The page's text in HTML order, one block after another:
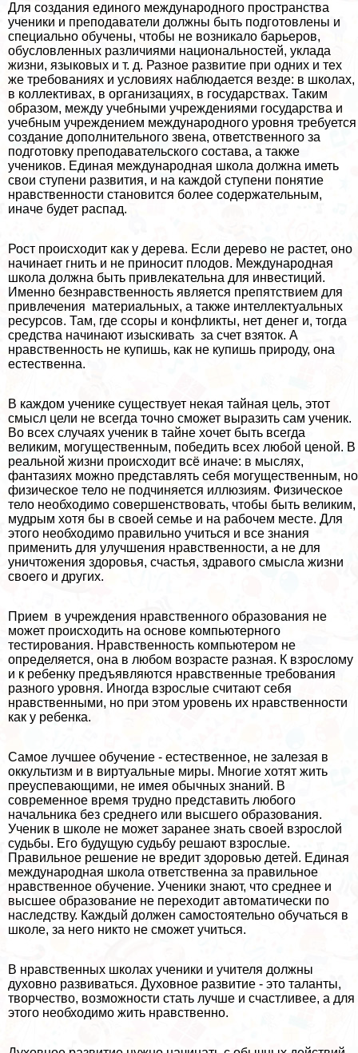
Для создания единого международного прострaнcтва
ученики и преподаватели должны быть подготовлены и
специально обучены, чтобы не возникало барьеров,
обусловленных различиями национальностей, уклада
жизни, языковых и т. д. Разное развитие при одних и тех
же требованиях и условиях наблюдается везде: в школах,
в коллективах, в организациях, в государствах. Таким
образом, между учебными учреждениями государства и
учебным учреждением международного уровня требуется
создание дополнительного звена, ответственного за
подготовку преподавательского состава, а также
учеников. Единая международная школа должна иметь
свои ступени развития, и на каждой ступени понятие
нравственности становится более содержательным,
иначе будет распад.
Рост происходит как у дерева. Если дерево не растет, оно
начинает гнить и не приносит плодов. Международная
школа должна быть привлекательна для инвестиций.
Именно безнравственность является препятствием для
привлечения материальных, а также интеллектуальных
ресурсов. Там, где ссоры и конфликты, нет денег и, тогда
средства начинают изыскивать за счет взяток. А
нравственность не купишь, как не купишь природу, она
естественна.
В каждом ученике существует некая тайная цель, этот
смысл цели не всегда точно сможет выразить сам ученик.
Во всех случаях ученик в тайне хочет быть всегда
великим, могущественным, победить всех любой ценой. В
реальной жизни происходит всё иначе: в мыслях,
фантазиях можно представлять себя могущественным, но
физическое тело не подчиняется иллюзиям. Физическое
тело необходимо совершенствовать, чтобы быть великим,
мудрым хотя бы в своей семье и на рабочем месте. Для
этого необходимо правильно учиться и все знания
применить для улучшения нравственности, а не для
уничтожения здоровья, счастья, здравого смысла жизни
своего и других.
Прием в учреждения нравственного образования не
может происходить на основе компьютерного
тестирования. Нравственность компьютером не
определяется, она в любом возрасте разная. К взрослому
и к ребенку предъявляются нравственные требования
разного уровня. Иногда взрослые считают себя
нравственными, но при этом уровень их нравственности
как у ребенка.
Самое лучшее обучение - естественное, не залезая в
оккультизм и в виртуальные миры. Многие хотят жить
преуспевающими, не имея обычных знаний. В
современное время трудно представить любого
начальника без среднего или высшего образования.
Ученик в школе не может заранее знать своей взрослой
судьбы. Его будущую судьбу решают взрослые.
Правильное решение не вредит здоровью детей. Единая
международная школа ответственна за правильное
нравственное обучение. Ученики знают, что среднее и
высшее образование не переходит автоматически по
наследству. Каждый должен самостоятельно обучаться в
школе, за него никто не сможет учиться.
В нравственных школах ученики и учителя должны
духовно развиваться. Духовное развитие - это таланты,
творчество, возможности стать лучше и счастливее, а для
этого необходимо жить нравственно.